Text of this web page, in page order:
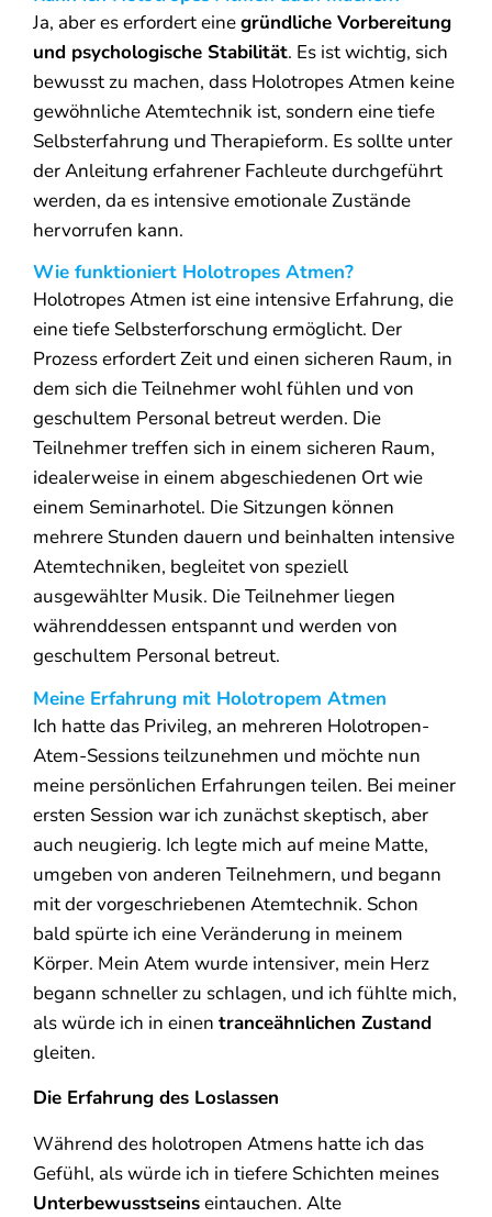
Ja, aber es erfordert einegründliche Vorbereitung
und psychologische Stabilität. Es ist wichtig, sich
bewusst zu machen, dass Holotropes Atmen keine
gewöhnliche Atemtechnik ist, sondern eine tiefe
Selbsterfahrung und Therapieform. Es sollte unter
der Anleitung erfahrener Fachleute durchgeführt
werden, da es intensive emotionale Zustände
hervorrufen kann.
Wie funktioniert Holotropes Atmen?
Holotropes Atmen ist eine intensive Erfahrung, die
eine tiefe Selbsterforschung ermöglicht. Der
Prozess erfordert Zeit und einen sicheren Raum, in
dem sich die Teilnehmer wohl fühlen und von
geschultem Personal betreut werden. Die
Teilnehmer treffen sich in einem sicheren Raum,
idealerweise in einem abgeschiedenen Ort wie
einem Seminarhotel. Die Sitzungen können
mehrere Stunden dauern und beinhalten intensive
Atemtechniken, begleitet von speziell
ausgewählter Musik. Die Teilnehmer liegen
währenddessen entspannt und werden von
geschultem Personal betreut.
Meine Erfahrung mit Holotropem Atmen
Ich hatte das Privileg, an mehreren Holotropen-
Atem-Sessions teilzunehmen und möchte nun
meine persönlichen Erfahrungen teilen. Bei meiner
ersten Session war ich zunächst skeptisch, aber
auch neugierig. Ich legte mich auf meine Matte,
umgeben von anderen Teilnehmern, und begann
mit der vorgeschriebenen Atemtechnik. Schon
bald spürte ich eine Veränderung in meinem
Körper. Mein Atem wurde intensiver, mein Herz
begann schneller zu schlagen, und ich fühlte mich,
als würde ich in einen tranceähnlichen Zustand
gleiten.
Die Erfahrung des Loslassen
Während des holotropen Atmens hatte ich das
Gefühl, als würde ich in tiefere Schichten meines
Unterbewusstseinseintauchen. Alte